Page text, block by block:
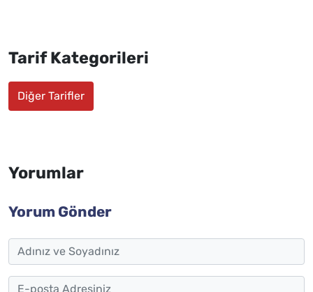
Tarif Kategorileri
Diğer Tarifler
Yorumlar
Yorum Gönder